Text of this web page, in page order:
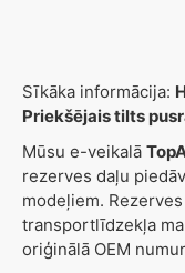
Sīkāka informācija:
Priekšējais tilts
Mūsu e-veikalā
rezerves daļu
modeļiem.
transportlīdzekļa
oriģinālā OEM